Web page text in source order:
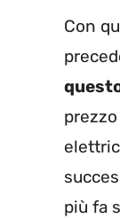
Con
più fa